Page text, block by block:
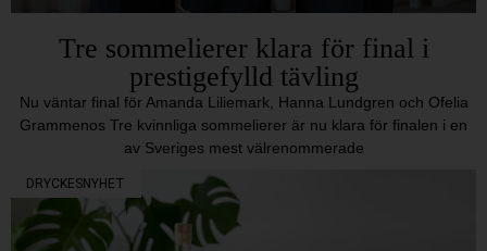
Tre sommelierer klara för final i
prestigefylld tävling
Nu väntar final för Amanda Liliemark, Hanna Lundgren och Ofelia
Grammenos Tre kvinnliga sommelierer är nu klara för finalen i en
av Sveriges mest välrenommerade
DRYCKESNYHET